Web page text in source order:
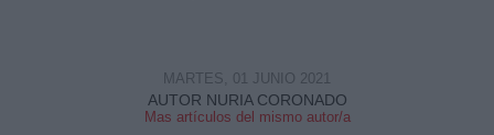
AUTOR NURIA CORONADO
Mas artículos del mismo autor/a
MARTES, 01 JUNIO 2021